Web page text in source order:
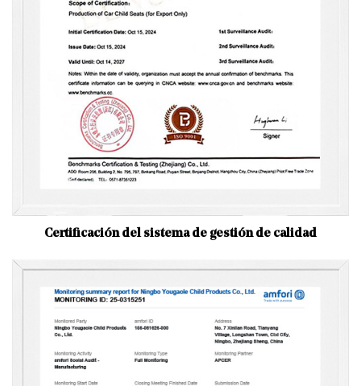
Certificación del sistema de gestión de calidad